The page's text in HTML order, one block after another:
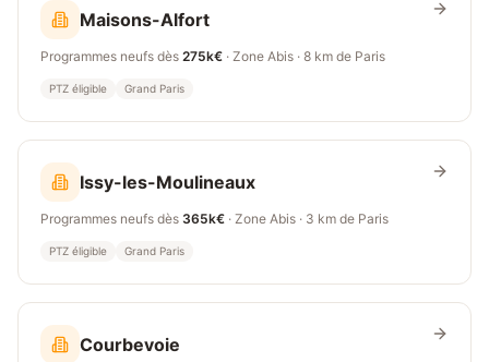
Maisons-Alfort
Programmes neufs dès 275k€ · Zone Abis · 8 km de Paris
PTZ éligible Grand Paris
Issy-les-Moulineaux
Programmes neufs dès 365k€ · Zone Abis · 3 km de Paris
PTZ éligible Grand Paris
Courbevoie